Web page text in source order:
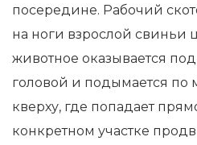
посередине. Рабочий
на ноги взрослой свиньи
животное оказывается
головой и подымается по
кверху, где попадает
конкретном участке